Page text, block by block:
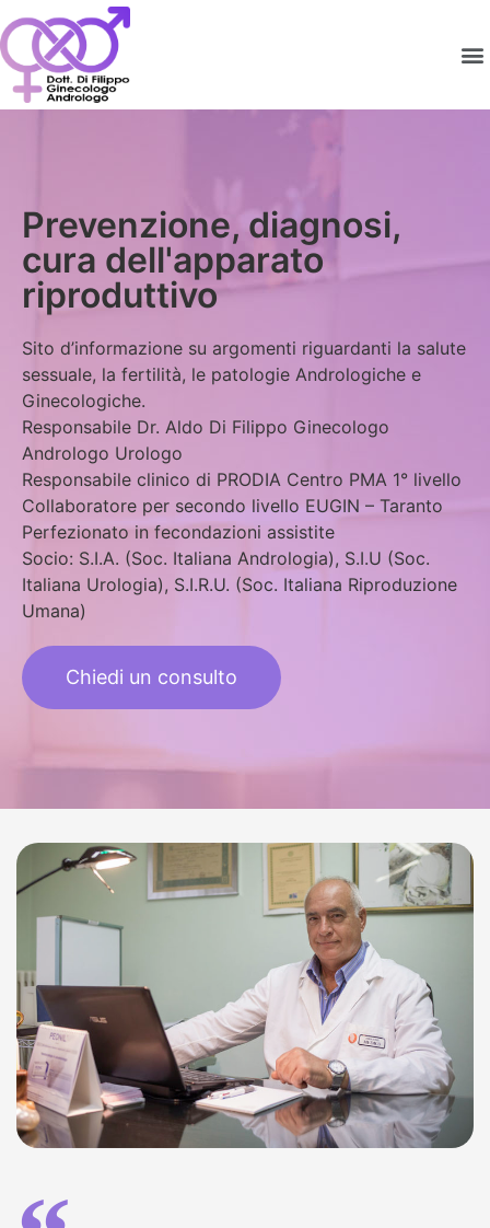
Prevenzione, diagnosi,
cura dell'apparato
riproduttivo
Sito d’informazione su argomenti riguardanti la salute
sessuale, la fertilità, le patologie Andrologiche e
Ginecologiche.
Responsabile Dr. Aldo Di Filippo Ginecologo
Andrologo Urologo
Responsabile clinico di PRODIA Centro PMA 1° livello
Collaboratore per secondo livello EUGIN – Taranto
Perfezionato in fecondazioni assistite
Socio: S.I.A. (Soc. Italiana Andrologia), S.I.U (Soc.
Italiana Urologia), S.I.R.U. (Soc. Italiana Riproduzione
Umana)
Chiedi un consulto